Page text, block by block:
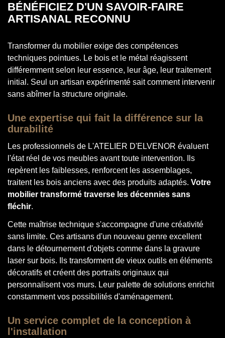
BÉNÉFICIEZ D'UN SAVOIR-FAIRE
ARTISANAL RECONNU
Transformer du mobilier exige des compétences
techniques pointues. Le bois et le métal réagissent
différemment selon leur essence, leur âge, leur traitement
initial. Seul un artisan expérimenté sait comment intervenir
sans abîmer la structure originale.
Une expertise qui fait la différence sur la
durabilité
Les professionnels de L'ATELIER D'ELVENOR évaluent
l'état réel de vos meubles avant toute intervention. Ils
repèrent les faiblesses, renforcent les assemblages,
traitent les bois anciens avec des produits adaptés. Votre
mobilier transformé traverse les décennies sans
fléchir.
Cette maîtrise technique s'accompagne d'une créativité
sans limite. Ces artisans d'un nouveau genre excellent
dans le détournement d'objets comme dans la gravure
laser sur bois. Ils transforment de vieux outils en éléments
décoratifs et créent des portraits originaux qui
personnalisent vos murs. Leur palette de solutions enrichit
constamment vos possibilités d'aménagement.
Un service complet de la conception à
l'installation